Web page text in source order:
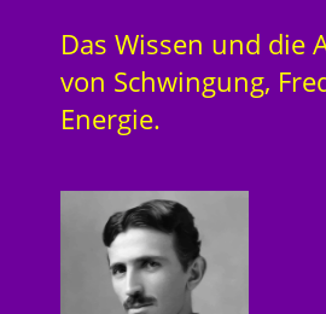
Das Wissen und die
von Schwingung,
Energie.